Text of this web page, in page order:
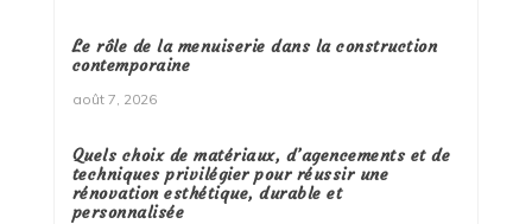
Le rôle de la menuiserie dans la construction
contemporaine
août 7, 2026
Quels choix de matériaux, d’agencements et de
techniques privilégier pour réussir une
rénovation esthétique, durable et
personnalisée